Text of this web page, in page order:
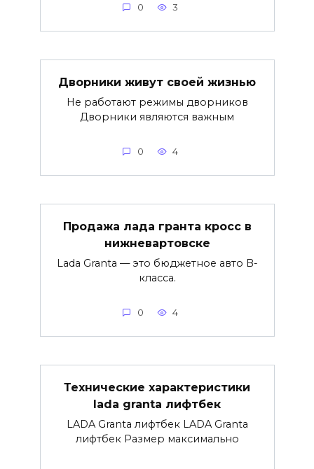
0 3
Дворники живут своей жизнью
Не работают режимы дворников
Дворники являются важным
0 4
Продажа лада гранта кросс в
нижневартовске
Lada Granta — это бюджетное авто B-
класса.
0 4
Технические характеристики
lada granta лифтбек
LADA Granta лифтбек LADA Granta
лифтбек Размер максимально